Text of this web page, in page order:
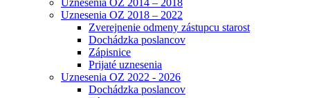
Uznesenia OZ 2014 – 2018
Uznesenia OZ 2018 – 2022
Zverejnenie odmeny zástupcu starost
Dochádzka poslancov
Zápisnice
Prijaté uznesenia
Uznesenia OZ 2022 - 2026
Dochádzka poslancov